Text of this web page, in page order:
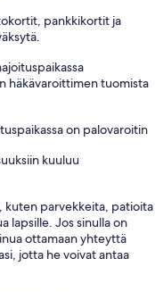
pankkikortit ja
häkävaroittimen tuomista
on palovaroitin
kuuluu
kuten parvekkeita, patioita
lapsille. Jos sinulla on
ottamaan yhteyttä
jotta he voivat antaa